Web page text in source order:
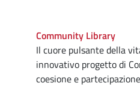
Community Library
Il cuore pulsante della
innovativo progetto di
coesione e